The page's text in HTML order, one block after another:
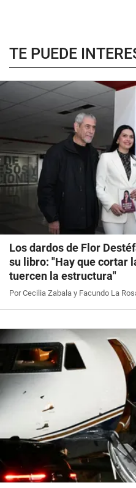
TE PUEDE
Los dardos de Flor
su libro: "Hay que cortar
tuercen la estructura"
Por Cecilia Zabala y Facundo La